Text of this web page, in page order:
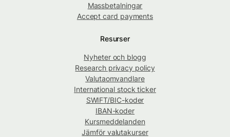
Massbetalningar
Accept card payments
Resurser
Nyheter och blogg
Research privacy policy
Valutaomvandlare
International stock ticker
SWIFT/BIC-koder
IBAN-koder
Kursmeddelanden
Jämför valutakurser